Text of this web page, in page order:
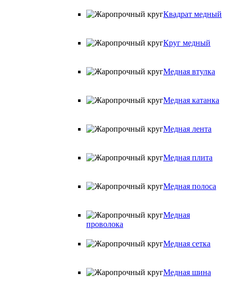
Квадрат медный
Круг медный
Медная втулка
Медная катанка
Медная лента
Медная плита
Медная полоса
Медная
проволока
Медная сетка
Медная шина